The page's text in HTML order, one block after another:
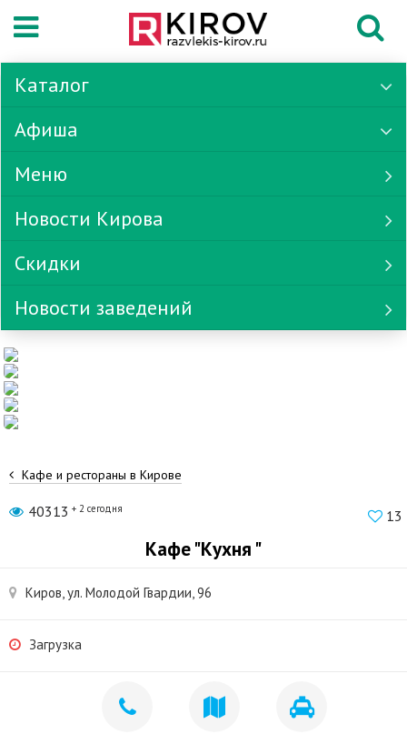
Каталог
Афиша
Меню
Новости Кирова
Скидки
Новости заведений
Кафе и рестораны в Кирове
40313 + 2 сегодня 13
Кафе "Кухня "
Киров, ул. Молодой Гвардии, 96
Загрузка